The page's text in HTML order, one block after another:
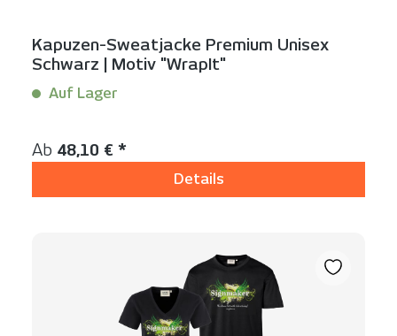
Kapuzen-Sweatjacke Premium Unisex
Schwarz | Motiv "WrapIt"
Auf Lager
Regulärer Preis:
Ab 48,10 € *
Details